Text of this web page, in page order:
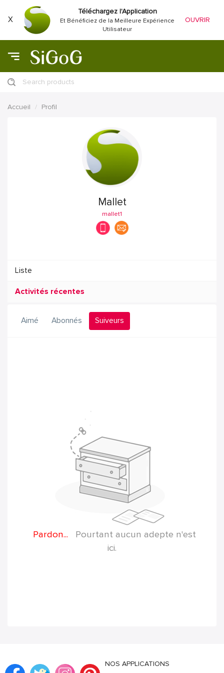
X
Téléchargez l'Application
Et Bénéficiez de la Meilleure Expérience
Utilisateur
OUVRIR
Search products
Accueil Profil
Mallet
mallet1
Liste
Activités récentes
Aimé Abonnés Suiveurs
Pardon...
Pourtant aucun adepte n'est
ici.
NOS APPLICATIONS